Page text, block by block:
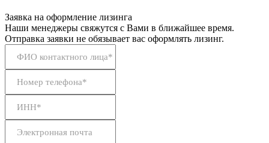
Заявка на оформление лизинга
Наши менеджеры свяжутся с Вами в ближайшее время.
Отправка заявки не обязывает вас оформлять лизинг.
ФИО контактного лица*
Номер телефона*
ИНН*
Электронная почта